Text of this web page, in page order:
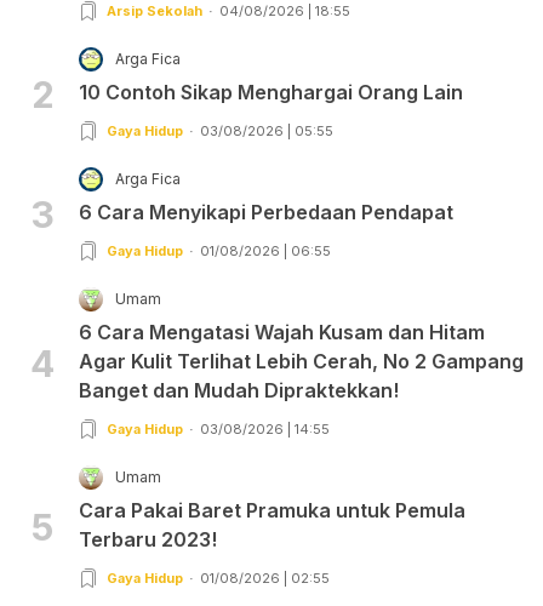
Arsip Sekolah 04/08/2026 | 18:55
2
Arga Fica
10 Contoh Sikap Menghargai Orang Lain
Gaya Hidup 03/08/2026 | 05:55
3
Arga Fica
6 Cara Menyikapi Perbedaan Pendapat
Gaya Hidup 01/08/2026 | 06:55
4
Umam
6 Cara Mengatasi Wajah Kusam dan Hitam
Agar Kulit Terlihat Lebih Cerah, No 2 Gampang
Banget dan Mudah Dipraktekkan!
Gaya Hidup 03/08/2026 | 14:55
5
Umam
Cara Pakai Baret Pramuka untuk Pemula
Terbaru 2023!
Gaya Hidup 01/08/2026 | 02:55